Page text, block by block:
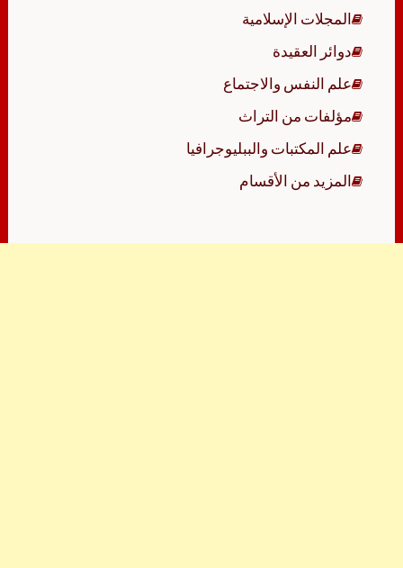
المجلات الإسلامية
دوائر العقيدة
علم النفس والاجتماع
مؤلفات من التراث
علم المكتبات والببليوجرافيا
المزيد من الأقسام